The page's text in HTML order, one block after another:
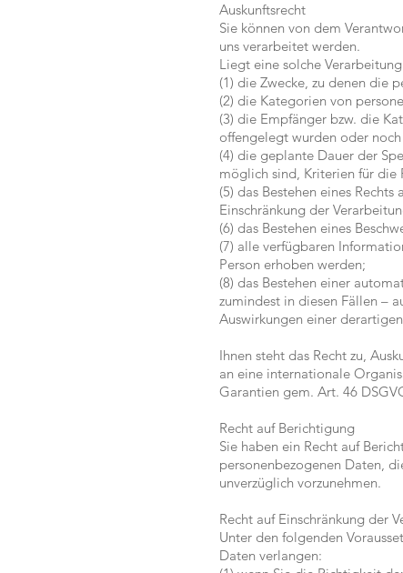
Auskunftsrecht
Sie können von dem
uns verarbeitet werden.
Liegt eine solche
(1) die Zwecke, zu denen die
(2) die Kategorien von
(3) die Empfänger bzw. die
offengelegt wurden oder
(4) die geplante Dauer der
möglich sind, Kriterien für die
(5) das Bestehen eines
Einschränkung der
(6) das Bestehen eines
(7) alle verfügbaren
Person erhoben werden;
(8) das Bestehen einer
zumindest in diesen Fällen –
Auswirkungen einer
Ihnen steht das Recht zu,
an eine internationale
Garantien gem. Art. 46
Recht auf Berichtigung
Sie haben ein Recht auf
personenbezogenen Daten,
unverzüglich vorzunehmen.
Recht auf Einschränkung der
Unter den folgenden
Daten verlangen: